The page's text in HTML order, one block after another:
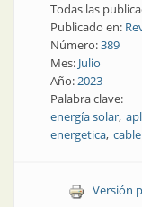
Todas las
Publicado en:
Número:389
Mes: Julio
Año:2023
Palabra clave:
energía solar
energetica
Versión